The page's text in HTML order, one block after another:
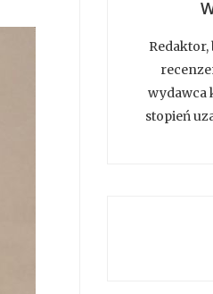
wydawca
stopień